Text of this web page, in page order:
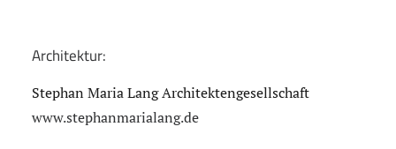
Architektur:
Stephan Maria Lang Architektengesellschaft
www.stephanmarialang.de